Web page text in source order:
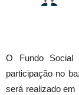
O Fundo Social
participação no
será realizado em